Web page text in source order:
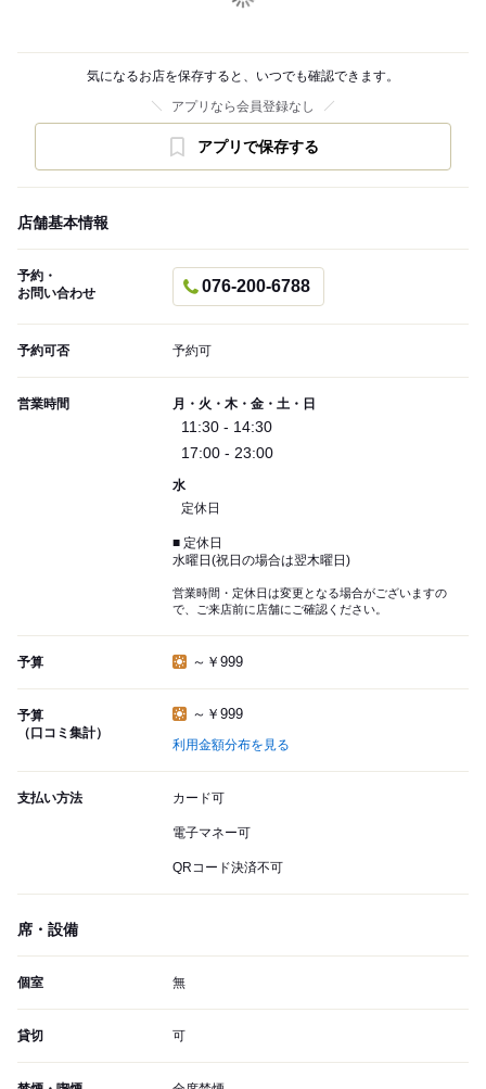
気になるお店を保存すると、いつでも確認できます。
アプリなら会員登録なし
アプリで保存する
店舗基本情報
予約・
お問い合わせ
076-200-6788
予約可否 予約可
営業時間 月・火・木・金・土・日
11:30 - 14:30
17:00 - 23:00
水
定休日
■ 定休日
水曜日(祝日の場合は翌木曜日)
営業時間・定休日は変更となる場合がございますの
で、ご来店前に店舗にご確認ください。
予算 ～￥999
予算
（口コミ集計）
～￥999
利用金額分布を見る
支払い方法 カード可
電子マネー可
QRコード決済不可
席・設備
個室 無
貸切 可